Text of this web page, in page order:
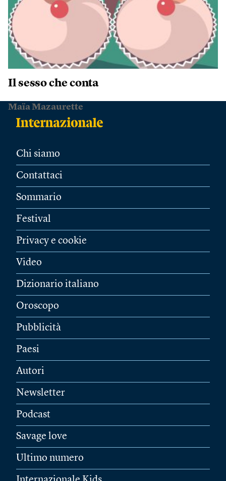
Il sesso che conta
Maïa Mazaurette
Chi siamo
Contattaci
Sommario
Festival
Privacy e cookie
Video
Dizionario italiano
Oroscopo
Pubblicità
Paesi
Autori
Newsletter
Podcast
Savage love
Ultimo numero